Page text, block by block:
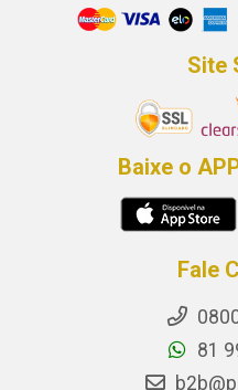
Site
Baixe o
Fale
81